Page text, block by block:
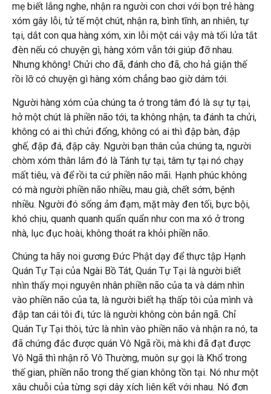
mẹ biết lắng nghe, nhận ra người con chơi với bọn trẻ hàng
xóm gây lỗi, tử tế một chút, nhận ra, bình tĩnh, an nhiên, tự
tại, dắt con qua hàng xóm, xin lỗi một cái vậy mà tối lửa tắt
đèn nếu có chuyện gì, hàng xóm vẫn tới giúp đỡ nhau.
Nhưng không! Chửi cho đã, đánh cho đã, cho hả giận thế
rồi lỡ có chuyện gì hàng xóm chẳng bao giờ dám tới.
Người hàng xóm của chúng ta ở trong tâm đó là sự tự tại,
hở một chút là phiền não tới, ta không nhận, ta đánh ta chửi,
không có ai thì chửi đổng, không có ai thì đập bàn, đập
ghế, đập đá, đập cây. Người bạn thân của chúng ta, người
chòm xóm thân lắm đó là Tánh tự tại, tâm tự tại nó chạy
mất tiêu, và để rồi ta cứ phiền não mãi. Hạnh phúc không
có mà người phiền não nhiều, mau già, chết sớm, bệnh
nhiều. Người đó sống ảm đạm, mặt mày đen tối, bực bội,
khó chịu, quanh quanh quẩn quẩn như con ma xó ở trong
nhà, lục đục hoài, không thoát ra khỏi phiền não.
Chúng ta hãy noi gương Đức Phật dạy để thực tập Hạnh
Quán Tự Tại của Ngài Bồ Tát, Quán Tự Tại là người biết
nhìn thấy mọi nguyên nhân phiền não của ta và dám nhìn
vào phiền não của ta, là người biết hạ thấp tôi của mình và
đập tan cái tôi đi, tức là người không còn bản ngã. Chỉ
Quán Tự Tại thôi, tức là nhìn vào phiền não và nhận ra nó, ta
đã chứng đắc được quán Vô Ngã rồi, mà khi đã đạt được
Vô Ngã thì nhận rõ Vô Thường, muôn sự gọi là Khổ trong
thế gian, phiền não trong thế gian không tồn tại. Nó như một
xâu chuỗi của từng sợi dây xích liên kết với nhau. Nó đơn